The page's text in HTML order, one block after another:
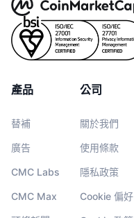
產品
替補
廣告
CMC Labs
CMC Max
公司
關於我們
使用條款
隱私政策
Cookie 偏好